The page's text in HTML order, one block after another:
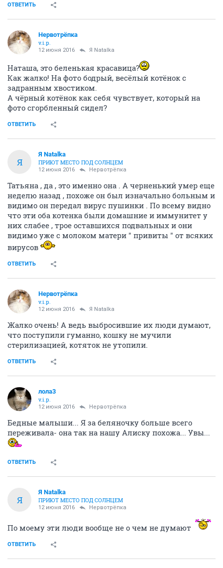
ОТВЕТИТЬ
Нервотрёпка
v.i.p.
12 июня 2016 Я Natalka
Наташа, это беленькая красавица?
Как жалко! На фото бодрый, весёлый котёнок с
задранным хвостиком.
А чёрный котёнок как себя чувствует, который на
фото сгорбленный сидел?
ОТВЕТИТЬ
Я
Я Natalka
ПРИЮТ МЕСТО ПОД СОЛНЦЕМ
12 июня 2016 Нервотрёпка
Татьяна , да , это именно она . А черненький умер еще
неделю назад , похоже он был изначально больным и
видимо он передал вирус пушинки . По всему видно
что эти оба котенка были домашние и иммунитет у
них слабее , трое оставшихся подвальных и они
видимо уже с молоком матери " привиты " от всяких
вирусов
ОТВЕТИТЬ
Нервотрёпка
v.i.p.
12 июня 2016 Я Natalka
Жалко очень! А ведь выбросившие их люди думают,
что поступили гуманно, кошку не мучили
стерилизацией, котяток не утопили.
ОТВЕТИТЬ
лола3
v.i.p.
12 июня 2016 Нервотрёпка
Бедные малыши... Я за беляночку больше всего
переживала- она так на нашу Алиску похожа... Увы...
ОТВЕТИТЬ
Я
Я Natalka
ПРИЮТ МЕСТО ПОД СОЛНЦЕМ
12 июня 2016 Нервотрёпка
По моему эти люди вообще не о чем не думают
ОТВЕТИТЬ